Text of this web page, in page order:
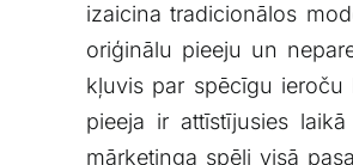
izaicina tradicionālos
oriģinālu‍ pieeju⁤ un
kļuvis ⁣par spēcīgu ieroču‌
pieeja ir attīstījusies
mārketinga spēli visā‍